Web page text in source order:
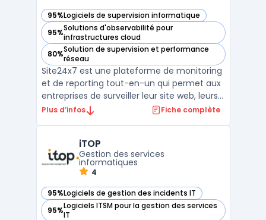
95%Logiciels de supervision informatique
— voir Site24x7 dans cette catégorie
95%Solutions d'observabilité pour
infrastructures cloud
— voir Site24x7 dans cette catégorie
80%Solution de supervision et performance
réseau
— voir Site24x7 dans cette catégorie
Site24x7 est une plateforme de monitoring
et de reporting tout-en-un qui permet aux
entreprises de surveiller leur site web, leurs
serveurs, leurs applications et leur réseau.
personnalisables et les rapports détaillés, l ...
Plus d’infos Fiche complète
iTOP
Gestion des services
informatiques
4
95%Logiciels de gestion des incidents IT
— voir iTOP dans cette catégorie
95%Logiciels ITSM pour la gestion des services
IT
— voir iTOP dans cette catégorie